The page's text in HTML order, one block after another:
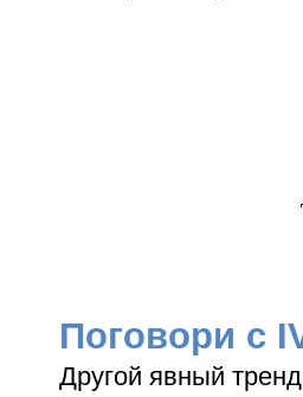
Поговори с
Другой явный